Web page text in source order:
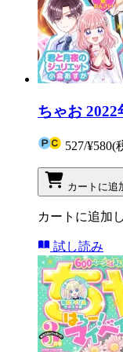
ちゃお 2022
527/¥580(
カートに追
カートに追加
試し読み